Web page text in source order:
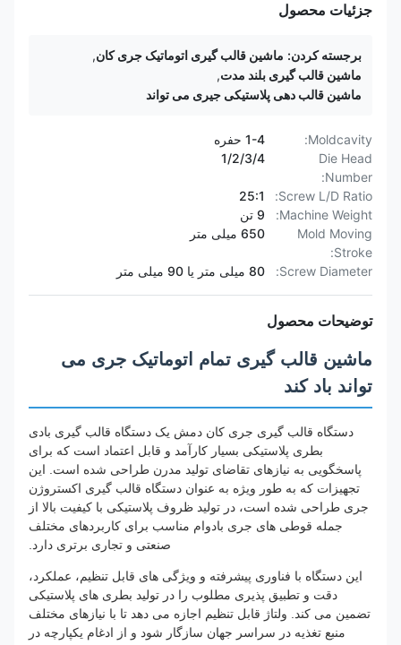
جزئیات محصول
برجسته کردن: ماشین قالب گیری اتوماتیک جری کان,
ماشین قالب گیری بلند مدت,
ماشین قالب دهی پلاستیکی جیری می تواند
Moldcavity:
Die Head
Number:
1/2/3/4
Screw L/D Ratio:
25:1
Machine Weight:
9 تن
Mold Moving
Stroke:
Screw Diameter: 80 میلی متر یا 90 میلی متر
توضیحات محصول
ماشین قالب گیری تمام اتوماتیک جری می
تواند باد کند
دستگاه قالب گیری جری کان دمش یک دستگاه قالب گیری بادی
بطری پلاستیکی بسیار کارآمد و قابل اعتماد است که برای
پاسخگویی به نیازهای تقاضای تولید مدرن طراحی شده است. این
تجهیزات که به طور ویژه به عنوان دستگاه قالب گیری اکستروژن
جری طراحی شده است، در تولید ظروف پلاستیکی با کیفیت بالا از
جمله قوطی های جری بادوام مناسب برای کاربردهای مختلف
صنعتی و تجاری برتری دارد.
این دستگاه با فناوری پیشرفته و ویژگی های قابل تنظیم، عملکرد،
دقت و تطبیق پذیری مطلوب را در تولید بطری های پلاستیکی
تضمین می کند. ولتاژ قابل تنظیم اجازه می دهد تا با نیازهای مختلف
منبع تغذیه در سراسر جهان سازگار شود و از ادغام یکپارچه در